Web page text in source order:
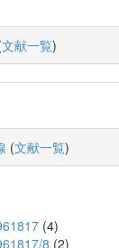
文献一覧)
(文献一覧)
(4)
8 (2)